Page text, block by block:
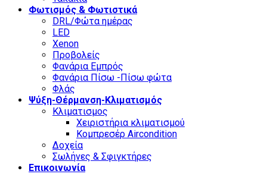
Φωτισμός & Φωτιστικά
DRL/Φώτα ημέρας
LED
Xenon
Προβολείς
Φανάρια Εμπρός
Φανάρια Πίσω -Πίσω φώτα
Φλάς
Ψύξη-Θέρμανση-Κλιματισμός
Κλιματισμος
Χειριστήρια κλιματισμού
Κομπρεσέρ Aircondition
Δοχεία
Σωλήνες & Σφιγκτήρες
Επικοινωνία